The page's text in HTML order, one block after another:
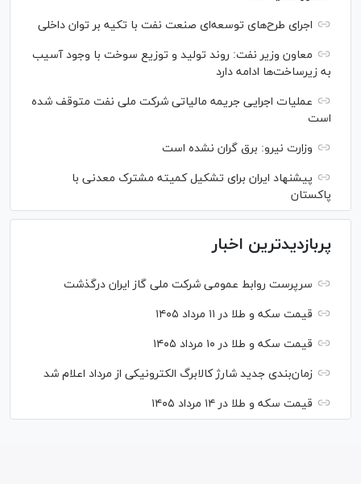
اجرای طرح‌های توسعه‌ای صنعت نفت با تکیه بر توان داخلی
معاون وزیر نفت: روند تولید و توزیع سوخت با وجود آسیب
به زیرساخت‌ها ادامه دارد
عملیات اجرایی جریمه مالیاتی شرکت ملی نفت متوقف شده
است
وزارت نیرو: برق گران نشده است
پیشنهاد ایران برای تشکیل کمیته مشترک معدنی با
پاکستان
پربازدیدترین اخبار
سرپرست روابط عمومی شرکت ملی گاز ایران درگذشت
قیمت سکه و طلا در ۱۱ مرداد ۱۴۰۵
قیمت سکه و طلا در ۱۰ مرداد ۱۴۰۵
زمان‌بندی جدید شارژ کالابرگ الکترونیکی از مرداد اعلام شد
قیمت سکه و طلا در ۱۴ مرداد ۱۴۰۵